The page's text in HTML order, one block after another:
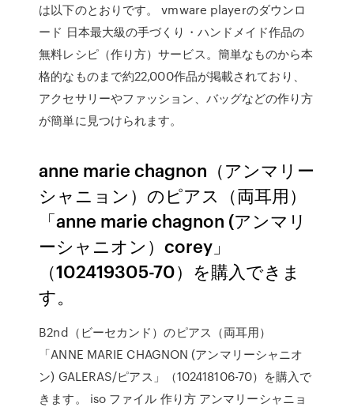
は以下のとおりです。 vmware playerのダウンロ
ード 日本最大級の手づくり・ハンドメイド作品の
無料レシピ（作り方）サービス。簡単なものから本
格的なものまで約22,000作品が掲載されており、
アクセサリーやファッション、バッグなどの作り方
が簡単に見つけられます。
anne marie chagnon（アンマリー
シャニョン）のピアス（両耳用）
「anne marie chagnon (アンマリ
ーシャニオン）corey」
（102419305-70）を購入できま
す。
B2nd（ビーセカンド）のピアス（両耳用）
「ANNE MARIE CHAGNON (アンマリーシャニオ
ン) GALERAS/ピアス」（102418106-70）を購入で
きます。 iso ファイル 作り方 アンマリーシャニョ